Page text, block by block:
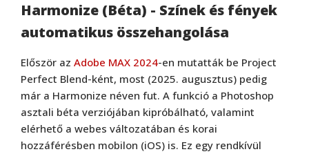
Harmonize (Béta) - Színek és fények
automatikus összehangolása
Először az Adobe MAX 2024-en mutatták be Project
Perfect Blend-ként, most (2025. augusztus) pedig
már a Harmonize néven fut. A funkció a Photoshop
asztali béta verziójában kipróbálható, valamint
elérhető a webes változatában és korai
hozzáférésben mobilon (iOS) is. Ez egy rendkívül